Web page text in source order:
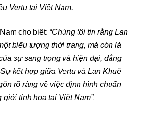
Vertu tại Việt Nam.
cho biết: “Chúng tôi tin rằng Lan
biểu tượng thời trang, mà còn là
sự sang trọng và hiện đại, đẳng
kết hợp giữa Vertu và Lan Khuê
rõ ràng về việc định hình chuẩn
giới tinh hoa tại Việt Nam”.